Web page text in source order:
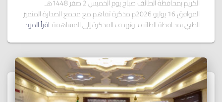
الكريم بمحافظة الطائف صباح يوم الخميس 2 صفر 1448هـ
الموافق 16 يوليو 2026م مذكرة تفاهم مع مجمع الصدارة المتميز
الطبي بمحافظة الطائف. وتهدف المذكرة إلى المساهمة اقرأ المزيد